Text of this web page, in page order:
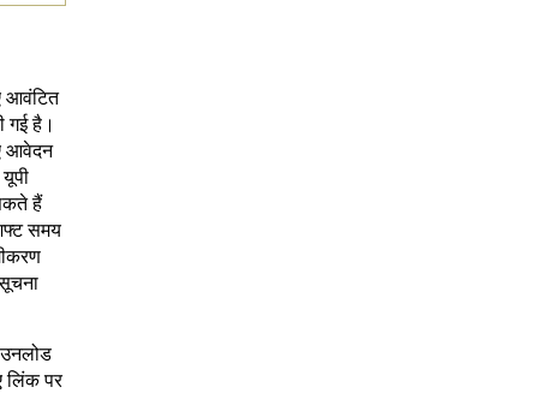
आवंटित
गई है।
आवेदन
हैं
समय
लिंक पर